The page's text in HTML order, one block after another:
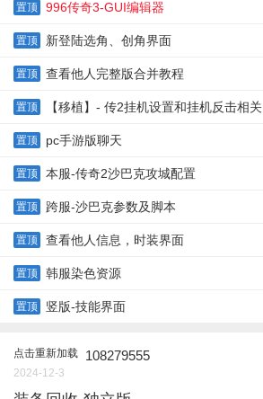
置顶 996传奇3-GUI编辑器
置顶 新登陆选角、创角界面
置顶 查看他人完整版合并教程
置顶 【移植】- 传2挂机设置和挂机反击相关
置顶 pc手游版聊天
置顶 本服-传奇2沙巴克攻城配置
置顶 跨服-沙巴克参数及脚本
置顶 查看他人信息，时装界面
置顶 韩服染色资源
置顶 竖版-技能界面
点击重新加载 108279555
2024-12-3